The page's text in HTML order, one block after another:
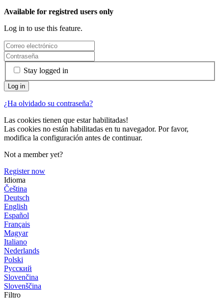
Available for registred users only
Log in to use this feature.
Stay logged in
¿Ha olvidado su contraseña?
Las cookies tienen que estar habilitadas!
Las cookies no están habilitadas en tu navegador. Por favor,
modifica la configuración antes de continuar.
Not a member yet?
Register now
Idioma
Čeština
Deutsch
English
Español
Français
Magyar
Italiano
Nederlands
Polski
Русский
Slovenčina
Slovenščina
Filtro